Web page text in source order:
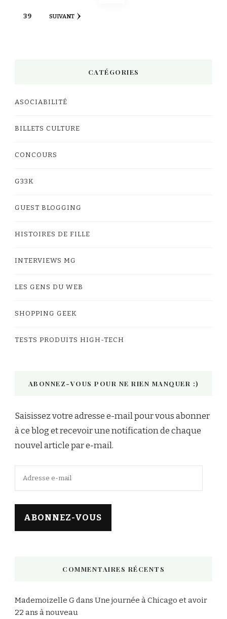
publications
PAGE
39 SUIVANT
CATÉGORIES
ASOCIABILITÉ
BILLETS CULTURE
CONCOURS
G33K
GUEST BLOGGING
HISTOIRES DE FILLE
INTERVIEWS MG
LES GENS DU WEB
SHOPPING GEEK
TESTS PRODUITS HIGH-TECH
ABONNEZ-VOUS POUR NE RIEN MANQUER :)
Saisissez votre adresse e-mail pour vous abonner
à ce blog et recevoir une notification de chaque
nouvel article par e-mail.
mail
ABONNEZ-VOUS
COMMENTAIRES RÉCENTS
Mademoizelle Gdans Une journée à Chicago et avoir
22 ans à nouveau